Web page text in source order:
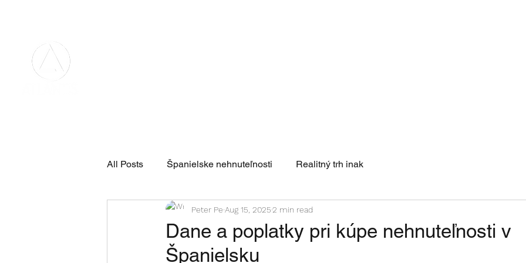
All Posts Španielske nehnuteľnosti Realitný trh inak
Dane a poplatky pri kúpe nehnuteľnosti v
Španielsku
Peter Pe Aug 15, 20252 min read